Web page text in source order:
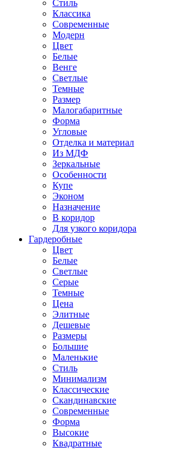
Стиль
Классика
Современные
Модерн
Цвет
Белые
Венге
Светлые
Темные
Размер
Малогабаритные
Форма
Угловые
Отделка и материал
Из МДФ
Зеркальные
Особенности
Купе
Эконом
Назначение
В коридор
Для узкого коридора
Гардеробные
Цвет
Белые
Светлые
Серые
Темные
Цена
Элитные
Дешевые
Размеры
Большие
Маленькие
Стиль
Минимализм
Классические
Скандинавские
Современные
Форма
Высокие
Квадратные